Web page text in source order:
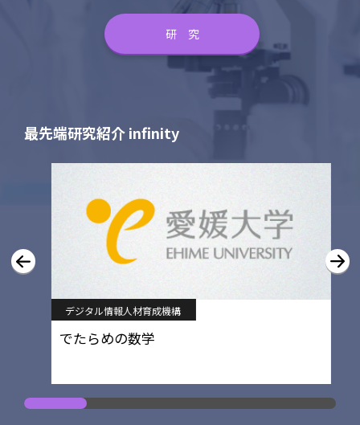
研 究
最先端研究紹介 infinity
デジタル情報人材育成機構
でたらめの数学